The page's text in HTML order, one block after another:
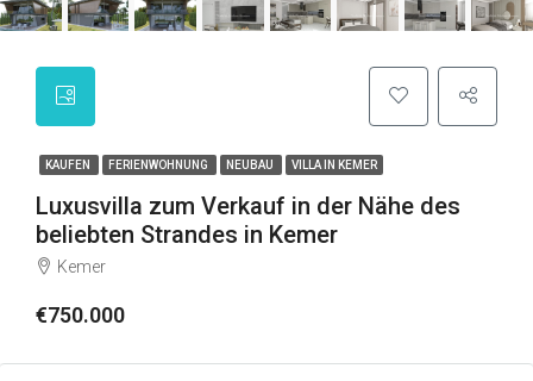
KAUFEN FERIENWOHNUNG NEUBAU VILLA IN KEMER
Luxusvilla zum Verkauf in der Nähe des
beliebten Strandes in Kemer
Kemer
€750.000